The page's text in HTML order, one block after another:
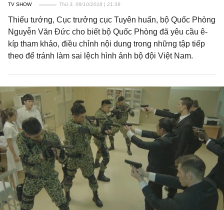
TV SHOW Thứ 3, 09/10/2018 | 21:39
Thiếu tướng, Cục trưởng cục Tuyên huấn, bộ Quốc Phòng
Nguyễn Văn Đức cho biết bộ Quốc Phòng đã yêu cầu ê-
kíp tham khảo, điều chỉnh nội dung trong những tập tiếp
theo để tránh làm sai lệch hình ảnh bộ đội Việt Nam.